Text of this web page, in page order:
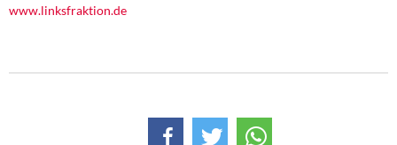
www.linksfraktion.de